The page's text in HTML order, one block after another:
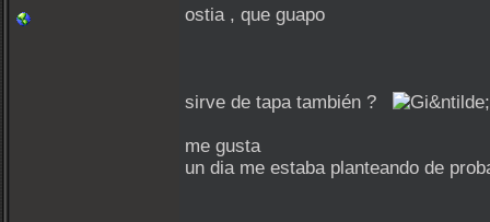
ostia , que guapo
sirve de tapa también ?
me gusta
un dia me estaba planteando de